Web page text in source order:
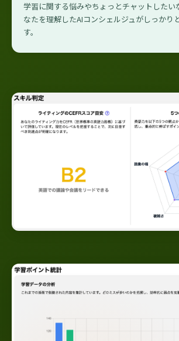
学習に関する悩みやちょっとチャットしたい
なたを理解したAIコンシェルジュがしっかり
す。